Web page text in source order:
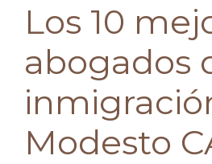
Los 10
abogados
Modesto